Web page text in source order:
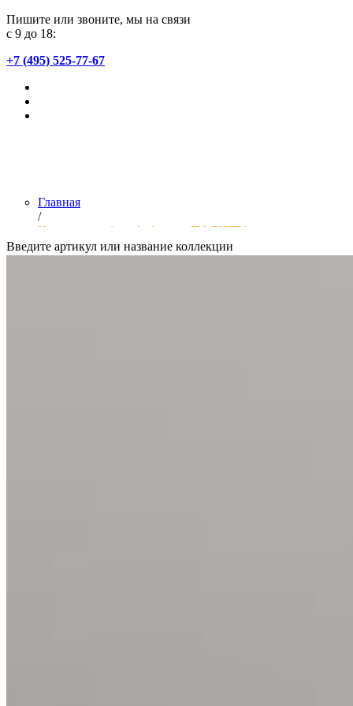
Пишите или звоните, мы на связи
с 9 до 18:
+7 (495) 525-77-67
Главная
/
Коллекции обоев фабрики «ПАЛИТРА»
Введите артикул или название коллекции